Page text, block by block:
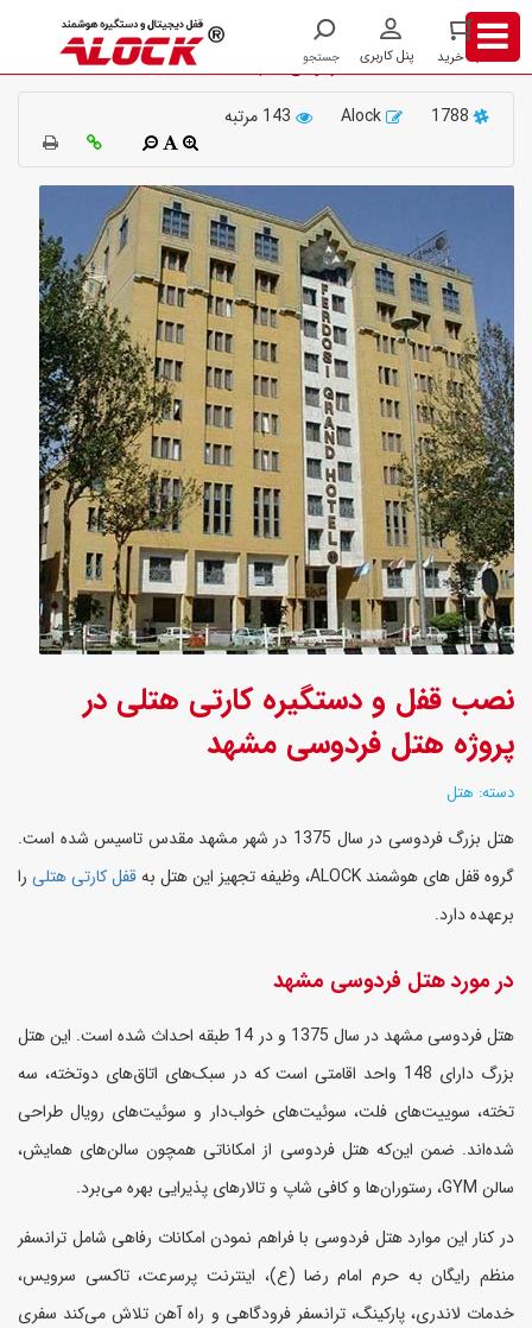
پروژه
ها
هتل
نصب قفل و دستگیره کارتی هتلی در پروژه هتل
فردوسی مشهد
1788
Alock 143 مرتبه
نصب قفل و دستگیره کارتی هتلی در
پروژه هتل فردوسی مشهد
دسته: هتل
هتل بزرگ فردوسی در سال 1375 در شهر مشهد مقدس تاسیس شده است.
گروه قفل های هوشمند ALOCK، وظیفه تجهیز این هتل به
قفل کارتی هتلی را
برعهده دارد.
در مورد هتل فردوسی مشهد
هتل فردوسی مشهد در سال 1375 و در 14 طبقه احداث شده است. این هتل
بزرگ دارای 148 واحد اقامتی است که در سبک‌های اتاق‌های دوتخته، سه
تخته، سوییت‌های فلت، سوئیت‌های خواب‌دار و سوئیت‌های رویال طراحی
شده‌اند. ضمن این‌که هتل فردوسی از امکاناتی همچون سالن‌های همایش،
سالن GYM، رستوران‌ها و کافی شاپ و تالارهای پذیرایی بهره می‌برد.
در کنار این موارد هتل فردوسی با فراهم نمودن امکانات رفاهی شامل ترانسفر
منظم رایگان به حرم امام رضا (ع)، اینترنت پرسرعت، تاکسی سرویس،
خدمات لاندری، پارکینگ، ترانسفر فرودگاهی و راه آهن تلاش می‌کند سفری